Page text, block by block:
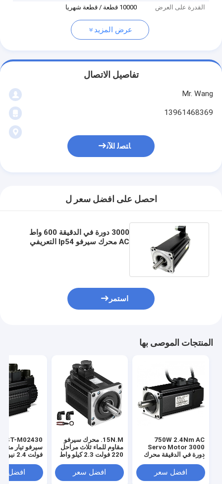
القدرة على العرض
10000 قطعة / قطعة شهريا
عرض المزيد
تفاصيل الاتصال
Mr. Wang
13961468369
ﺎﺘﺼﻟ ﺍﻶﻧ
احصل على افضل سعر ل
3000 دورة في الدقيقة 600 واط
AC محرك سيرفو Ip54 التعريفي
استمر
المنتجات الموصى بها
750W 2.4Nm AC
Servo Motor 3000
دورة في الدقيقة محرك
RS485افضل سعر
15N.M. محرك سيرفو
مقاوم للماء ثلاث مراحل
220 فولت 2.3 كيلو واط
الدقيقة محرك كهربائي
افضل سعر
الدقيقة مع
افضل